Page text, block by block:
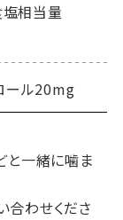
相当量
ール20mg
と一緒に噛ま
合わせくださ